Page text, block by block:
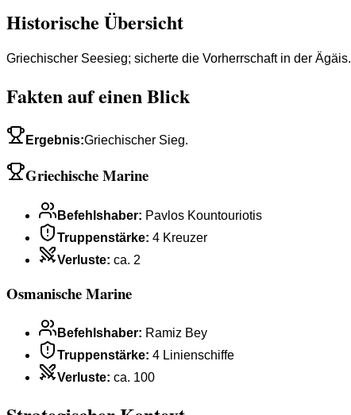
Historische Übersicht
Griechischer Seesieg; sicherte die Vorherrschaft in der Ägäis.
Fakten auf einen Blick
Ergebnis:Griechischer Sieg.
Griechische Marine
Befehlshaber: Pavlos Kountouriotis
Truppenstärke: 4 Kreuzer
Verluste: ca. 2
Osmanische Marine
Befehlshaber: Ramiz Bey
Truppenstärke: 4 Linienschiffe
Verluste: ca. 100